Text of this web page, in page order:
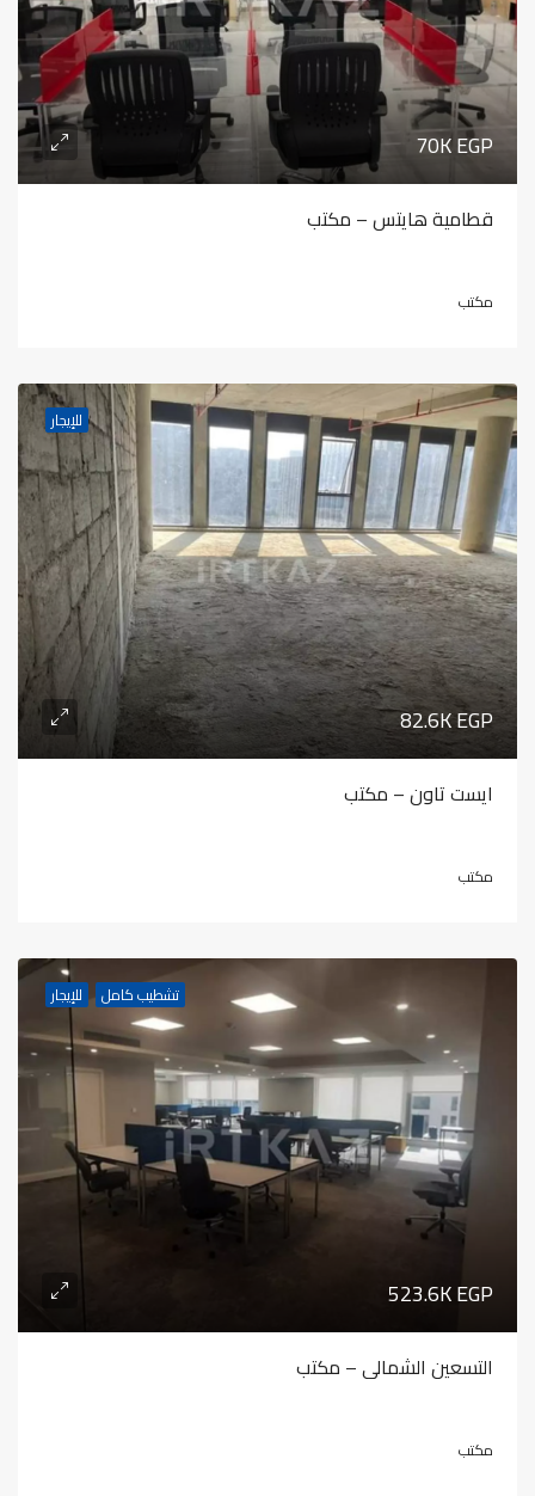
70K EGP
قطامية هايتس – مكتب
مكتب
للإيجار
82.6K EGP
ايست تاون – مكتب
مكتب
تشطيب كامل للإيجار
523.6K EGP
التسعين الشمالى – مكتب
مكتب